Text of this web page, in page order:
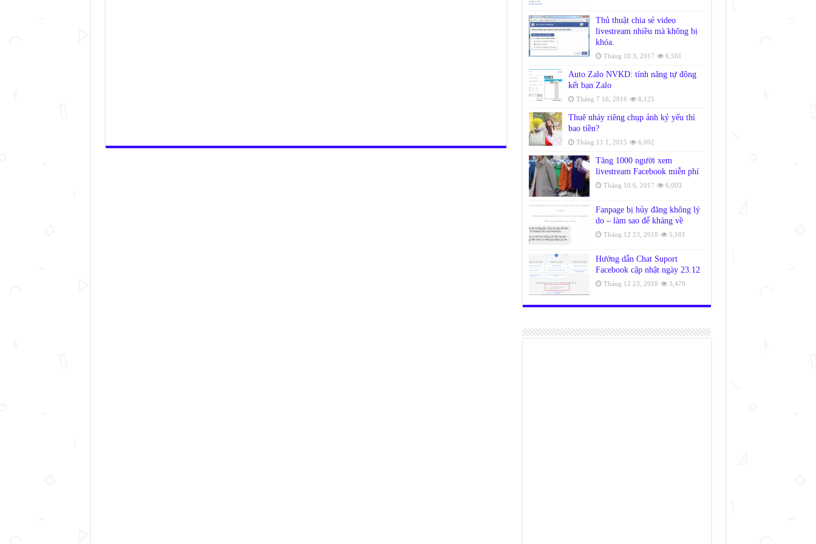
Thủ thuật chia sẻ video
livestream nhiều mà không bị
khóa.
Tháng 10 3, 2017 6,561
Auto Zalo NVKD: tính năng tự động
kết bạn Zalo
Tháng 7 16, 2016 6,125
Thuê nháy riêng chụp ảnh kỷ yếu thì
bao tiền?
Tháng 11 1, 2015 6,092
Tăng 1000 người xem
livestream Facebook miễn phí
Tháng 10 6, 2017 6,003
Fanpage bị hủy đăng không lý
do – làm sao để kháng về
Tháng 12 23, 2018 5,101
Hướng dẫn Chat Suport
Facebook cập nhật ngày 23.12
Tháng 12 23, 2018 3,479